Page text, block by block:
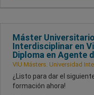
Máster
Interdisciplinar en
Diploma en Agente
VIU Másters. Universidad
¿Listo para dar el
formación ahora!